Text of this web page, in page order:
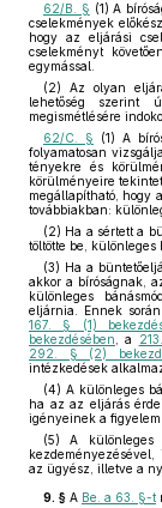
62/B. § (1) A
cselekmények
hogy az eljárási
cselekményt
egymással.
(2) Az olyan
lehetőség szerint
megismétlésére
62/C. § (1) A
folyamatosan
tényekre és
körülményeire
megállapítható, hogy
továbbiakban:
(2) Ha a sértett a
töltötte be, különleges
(3) Ha a
akkor a bíróságnak,
különleges
eljárnia. Ennek
167. § (1)
bekezdésében , a
292. § (2)
intézkedések
(4) A különleges
ha az az eljárás
igényeinek a
(5) A különleges
kezdeményezésével,
az ügyész, illetve a
9. § A Be. a 63. §-t